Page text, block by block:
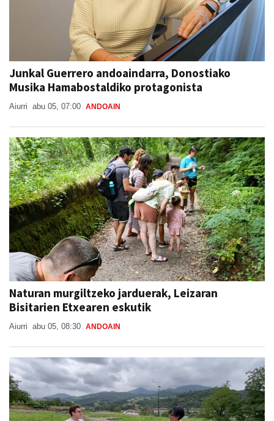
Junkal Guerrero andoaindarra, Donostiako
Musika Hamabostaldiko protagonista
Aiurri abu 05, 07:00 ANDOAIN
Naturan murgiltzeko jarduerak, Leizaran
Bisitarien Etxearen eskutik
Aiurri abu 05, 08:30 ANDOAIN